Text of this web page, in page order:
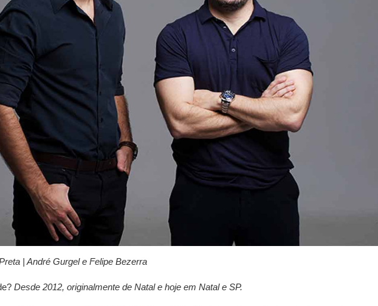
| André Gurgel e Felipe Bezerra
Desde 2012, originalmente de Natal e hoje em Natal e SP.